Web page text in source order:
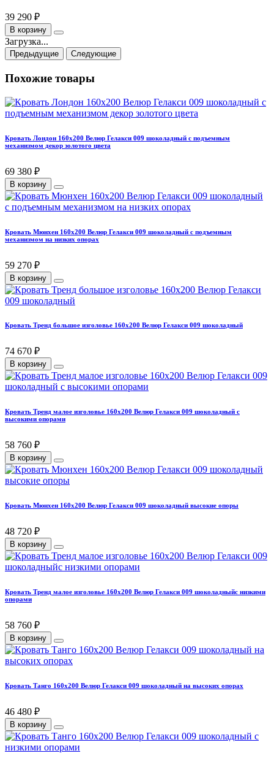
39 290 ₽
В корзину
Загрузка...
Предыдущие Следующие
Похожие товары
Кровать Лондон 160х200 Велюр Гелакси 009 шоколадный с подъемным
механизмом декор золотого цвета
69 380 ₽
В корзину
Кровать Мюнхен 160х200 Велюр Гелакси 009 шоколадный с подъемным
механизмом на низких опорах
59 270 ₽
В корзину
Кровать Тренд большое изголовье 160х200 Велюр Гелакси 009 шоколадный
74 670 ₽
В корзину
Кровать Тренд малое изголовье 160х200 Велюр Гелакси 009 шоколадный с
высокими опорами
58 760 ₽
В корзину
Кровать Мюнхен 160х200 Велюр Гелакси 009 шоколадный высокие опоры
48 720 ₽
В корзину
Кровать Тренд малое изголовье 160х200 Велюр Гелакси 009 шоколадныйс низкими
опорами
58 760 ₽
В корзину
Кровать Танго 160х200 Велюр Гелакси 009 шоколадный на высоких опорах
46 480 ₽
В корзину